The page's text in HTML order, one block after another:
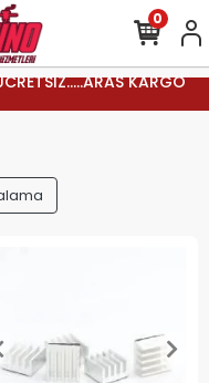
KARGO
0